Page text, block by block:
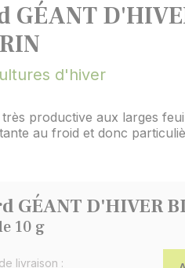
GÉANT
d'hiver
productive aux larges
au froid et donc
GÉANT D'HIVER
10 g
livraison :